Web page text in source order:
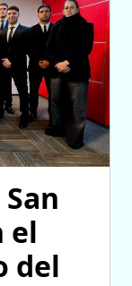
el
del